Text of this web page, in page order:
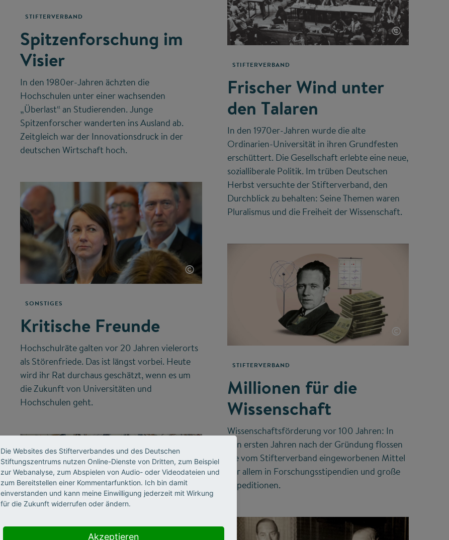
STIFTERVERBAND
Spitzenforschung im
Visier
In den 1980er-Jahren ächzten die
Hochschulen unter einer wachsenden
„Überlast“ an Studierenden. Junge
Spitzenforscher wanderten ins Ausland ab.
Zeitgleich war der Innovationsdruck in der
deutschen Wirtschaft hoch.
©
STIFTERVERBAND
Frischer Wind unter
den Talaren
In den 1970er-Jahren wurde die alte
Ordinarien-Universität in ihren Grundfesten
erschüttert. Die Gesellschaft erlebte eine neue,
sozialliberale Politik. Im trüben Deutschen
Herbst versuchte der Stifterverband, den
Durchblick zu behalten: Seine Themen waren
Pluralismus und die Freiheit der Wissenschaft.
©
SONSTIGES
Kritische Freunde
Hochschulräte galten vor 20 Jahren vielerorts
als Störenfriede. Das ist längst vorbei. Heute
wird ihr Rat durchaus geschätzt, wenn es um
die Zukunft von Universitäten und
Hochschulen geht.
©
STIFTERVERBAND
Millionen für die
Wissenschaft
Wissenschaftsförderung vor 100 Jahren: In
den ersten Jahren nach der Gründung flossen
die vom Stifterverband eingeworbenen Mittel
vor allem in Forschungsstipendien und große
Expeditionen.
©
Die Websites des Stifterverbandes und des Deutschen
Stiftungszentrums nutzen Online-Dienste von Dritten, zum Beispiel
zur Webanalyse, zum Abspielen von Audio- oder Videodateien und
zum Bereitstellen einer Kommentarfunktion. Ich bin damit
einverstanden und kann meine Einwilligung jederzeit mit Wirkung
für die Zukunft widerrufen oder ändern.
Akzeptieren